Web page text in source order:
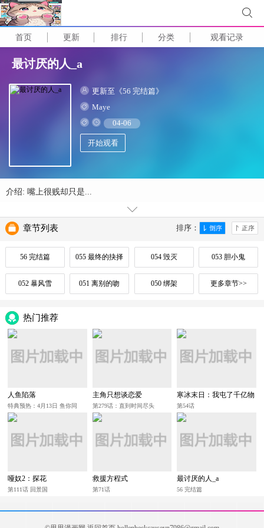
首页 更新 排行 分类 观看记录
最讨厌的人_a
更新至《56 完结篇》
Maye
04-06
开始观看
介绍: 嘴上很贱却只是...
排序：
章节列表
56 完结篇 055 最终的抉择 054 毁灭 053 胆小鬼
052 暴风雪 051 离别的吻 050 绑架 更多章节>>
热门推荐
人鱼陷落
特典预热：4月13日 鱼你同
行，共赴心跳旅程~
主角只想谈恋爱
第279话：直到时间尽头
寒冰末日：我屯了千亿物
资
第54话
哑奴2：探花
第111话 回景国
救援方程式
第71话
最讨厌的人_a
56 完结篇